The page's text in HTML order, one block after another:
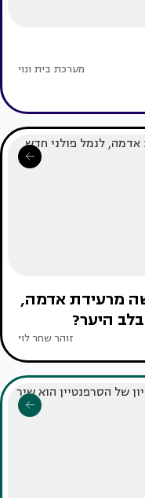
מערכת בית ונוי
מרעידת אדמה,
היער?
זוהר שחר לוי